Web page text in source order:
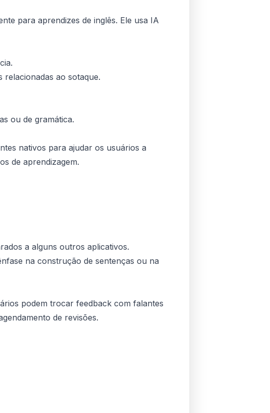
para aprendizes de inglês. Ele usa IA
ao sotaque.
ou de gramática.
nativos para ajudar os usuários a
de aprendizagem.
a alguns outros aplicativos.
na construção de sentenças ou na
podem trocar feedback com falantes
de revisões.